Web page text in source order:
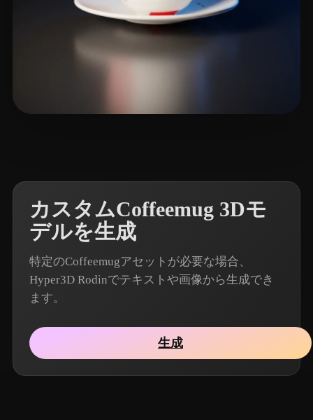
カスタムCoffeemug 3Dモ
デルを生成
特定のCoffeemugアセットが必要な場合、
Hyper3D Rodinでテキストや画像から生成でき
ます。
生成